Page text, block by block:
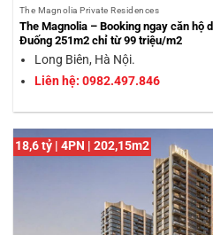
The Magnolia Private Residences
The Magnolia – Booking ngay căn hộ
Đuống 251m2 chỉ từ 99 triệu/m2
Long Biên, Hà Nội.
Liên hệ: 0982.497.846
18,6 tỷ | 4PN | 202,15m2